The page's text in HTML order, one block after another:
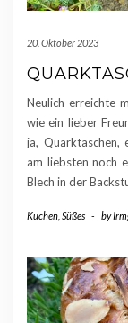
20. Oktober 2023
Neulich erreichte
wie ein lieber
ja, Quarktaschen,
am liebsten noch
Blech in der
Kuchen Süßes - by